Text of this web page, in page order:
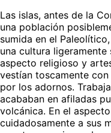
Las islas, antes de la
una población
sumida en el
una cultura
aspecto religioso y
vestían toscamente
por los adornos.
acababan en afiladas
volcánica. En el
cuidadosamente a sus